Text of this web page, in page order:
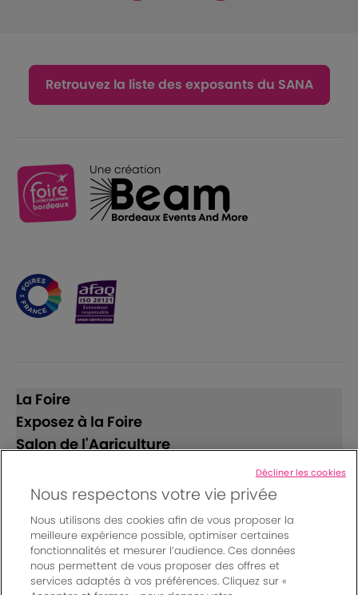
Retrouvez la liste des exposants du SANA
La Foire
Exposez à la Foire
Salon de l'Agriculture
Suivez-nous
Nous respectons votre vie privée
Nous utilisons des cookies afin de vous proposer la
meilleure expérience possible, optimiser certaines
fonctionnalités et mesurer l’audience. Ces données
nous permettent de vous proposer des offres et
services adaptés à vos préférences. Cliquez sur «
Décliner les cookies